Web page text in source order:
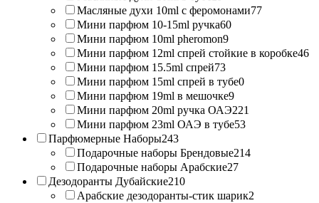
Масляные духи 10ml с феромонами77
Мини парфюм 10-15ml ручка60
Мини парфюм 10ml pheromon9
Мини парфюм 12ml спрей стойкие в коробке46
Мини парфюм 15.5ml спрей73
Мини парфюм 15ml спрей в тубе0
Мини парфюм 19ml в мешочке9
Мини парфюм 20ml ручка ОАЭ221
Мини парфюм 23ml ОАЭ в тубе53
Парфюмерные Наборы243
Подарочные наборы Брендовые214
Подарочные наборы Арабские27
Дезодоранты Дубайские210
Арабские дезодоранты-стик шарик2